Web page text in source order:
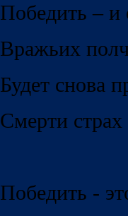
Победить – и
Вражьих
Будет снова
Смерти
Победить -